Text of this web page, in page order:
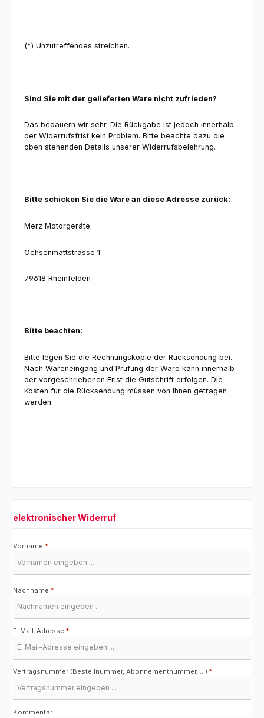
(*) Unzutreffendes streichen.
Sind Sie mit der gelieferten Ware nicht zufrieden?
Das bedauern wir sehr. Die Rückgabe ist jedoch innerhalb
der Widerrufsfrist kein Problem. Bitte beachte dazu die
oben stehenden Details unserer Widerrufsbelehrung.
Bitte schicken Sie die Ware an diese Adresse zurück:
Merz Motorgeräte
Ochsenmattstrasse 1
79618 Rheinfelden
Bitte beachten:
Bitte legen Sie die Rechnungskopie der Rücksendung bei.
Nach Wareneingang und Prüfung der Ware kann innerhalb
der vorgeschriebenen Frist die Gutschrift erfolgen. Die
Kosten für die Rücksendung müssen von Ihnen getragen
werden.
elektronischer Widerruf
Vorname *
Nachname *
E-Mail-Adresse *
Vertragsnummer (Bestellnummer, Abonnementnummer, ...) *
Kommentar